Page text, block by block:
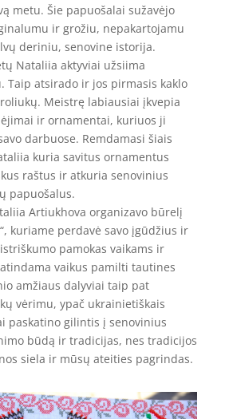
metu. Šie papuošalai sužavėjo
ir grožiu, nepakartojamu
deriniu, senovine istorija.
Nataliia aktyviai užsiima
Taip atsirado ir jos pirmasis kaklo
Meistrę labiausiai įkvepia
ir ornamentai, kuriuos ji
darbuose. Remdamasi šiais
kuria savitus ornamentus
raštus ir atkuria senovinius
papuošalus.
Artiukhova organizavo būrelį
kuriame perdavė savo įgūdžius ir
pamokas vaikams ir
vaikus pamilti tautines
amžiaus dalyviai taip pat
vėrimu, ypač ukrainietiškais
paskatino gilintis į senovinius
būdą ir tradicijas, nes tradicijos
siela ir mūsų ateities pagrindas.